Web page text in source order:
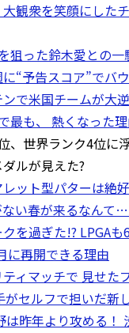
観衆を笑顔にした
狙った鈴木愛との一
“予告スコア”でバ
で米国チームが大
最も、 熱くなった
世界ランク4位に
ルが見えた?
ット型パターは絶
い春が来るなんて
を過ぎた!? LPGAも
に再開できる理由
ィマッチで 見せた
がセルフで担いだ新
は昨年より攻める！